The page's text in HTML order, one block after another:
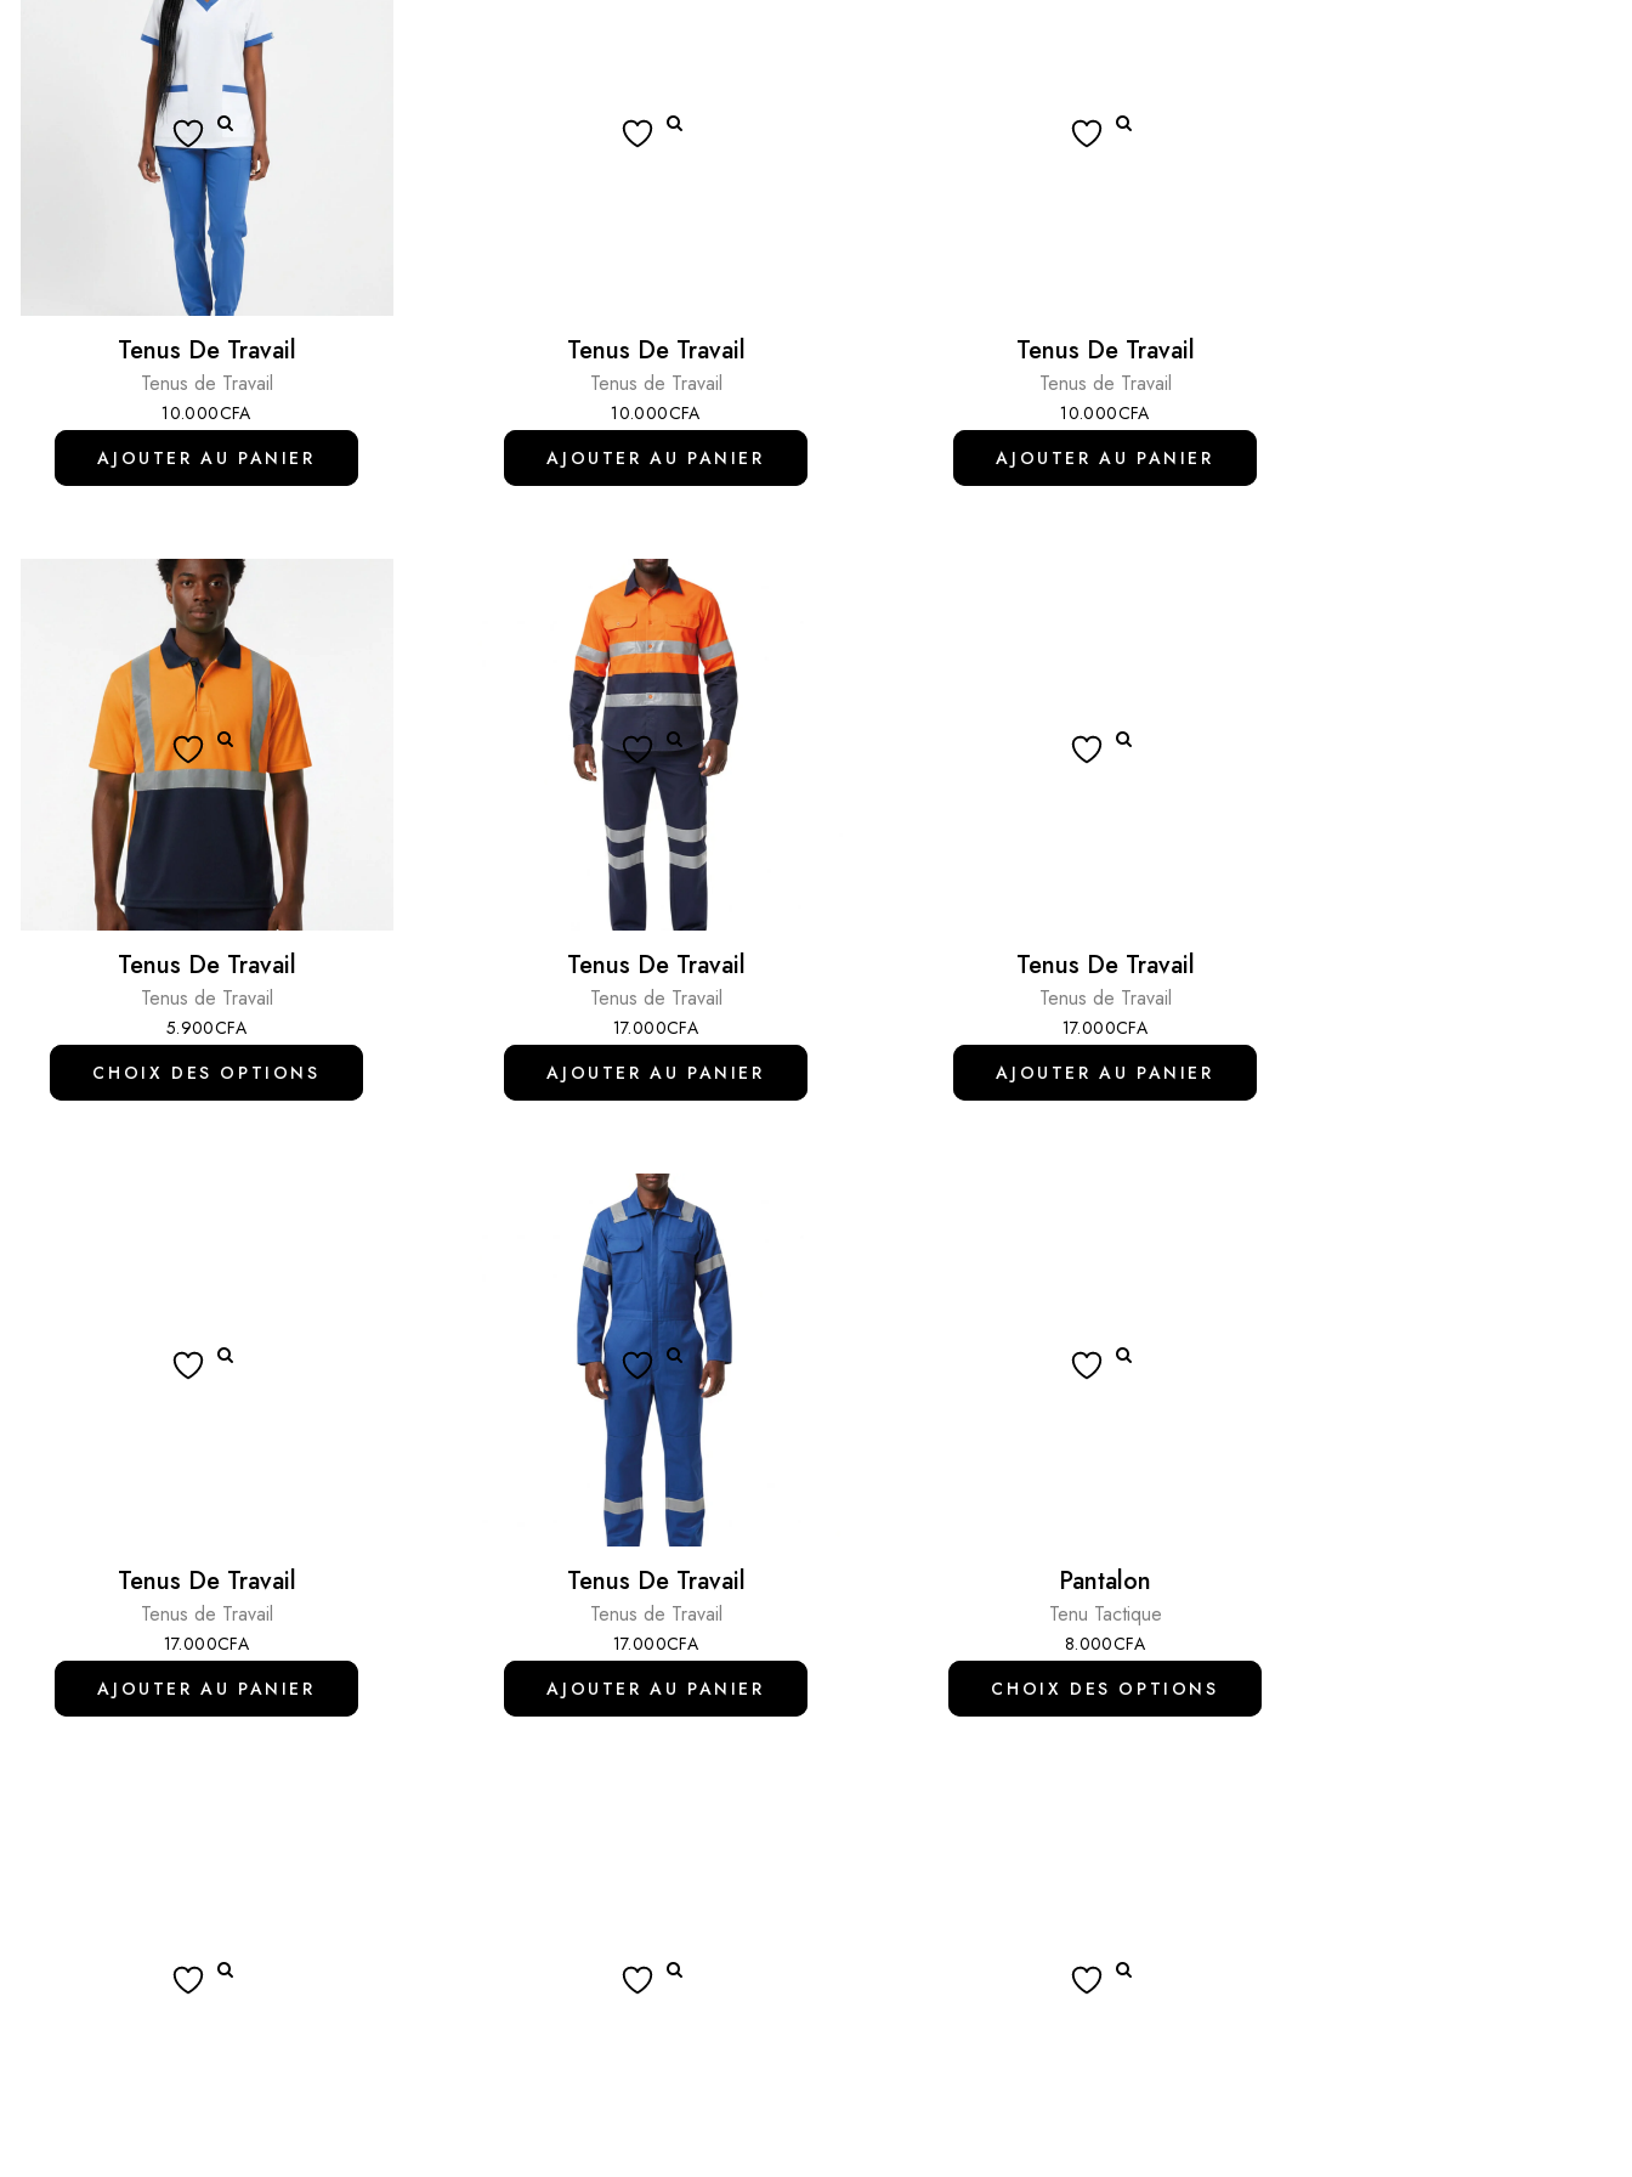
Tenus De Travail
Tenus de Travail
10.000CFA
AJOUTER AU PANIER
Tenus De Travail
Tenus de Travail
10.000CFA
AJOUTER AU PANIER
Tenus De Travail
Tenus de Travail
10.000CFA
AJOUTER AU PANIER
Tenus De Travail
Tenus de Travail
5.900CFA
CHOIX DES OPTIONS
Tenus De Travail
Tenus de Travail
17.000CFA
AJOUTER AU PANIER
Tenus De Travail
Tenus de Travail
17.000CFA
AJOUTER AU PANIER
Tenus De Travail
Tenus de Travail
17.000CFA
AJOUTER AU PANIER
Tenus De Travail
Tenus de Travail
17.000CFA
AJOUTER AU PANIER
Pantalon
Tenu Tactique
8.000CFA
CHOIX DES OPTIONS